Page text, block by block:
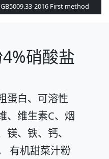
GB5009.33-2016 First method
硝酸盐
蛋白、可溶性
、维生素C、烟
、铁、钙、
有机甜菜汁粉